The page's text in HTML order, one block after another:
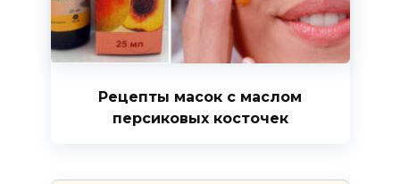
Рецепты масок с маслом
персиковых косточек